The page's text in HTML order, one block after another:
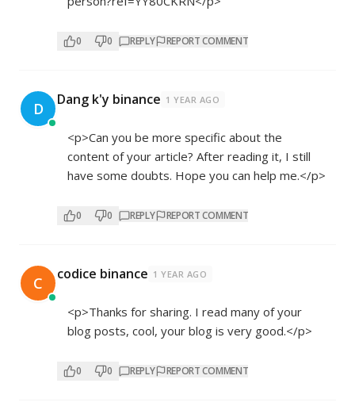
0 0 REPLY REPORT COMMENT
D Dang k'y binance 1 YEAR AGO
<p>Can you be more specific about the
content of your article? After reading it, I still
have some doubts. Hope you can help me.</p>
0 0 REPLY REPORT COMMENT
C codice binance 1 YEAR AGO
<p>Thanks for sharing. I read many of your
blog posts, cool, your blog is very good.</p>
0 0 REPLY REPORT COMMENT